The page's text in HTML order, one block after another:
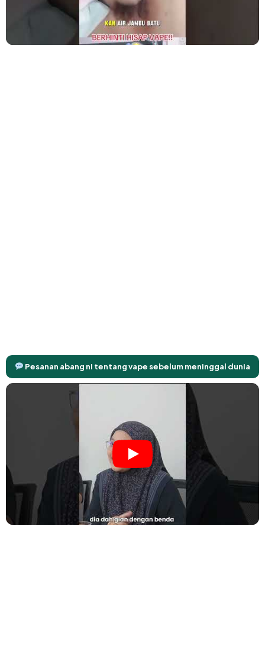
Pesanan abang ni tentang vape sebelum meninggal dunia